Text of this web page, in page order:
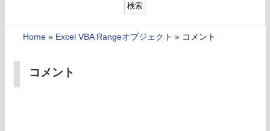
Home » Excel VBA Rangeオブジェクト » コメント
コメント